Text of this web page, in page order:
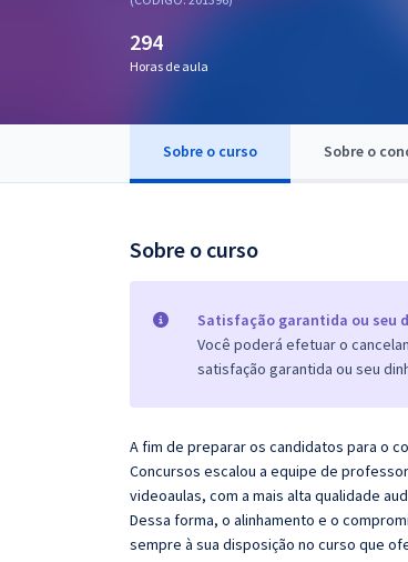
OAB
294
Horas de aula
Sobre o curso Sobre o
Sobre o curso
Satisfação garantida ou seu
Você poderá efetuar o
satisfação garantida ou seu
A fim de preparar os candidatos para o
Concursos escalou a equipe de
videoaulas, com a mais alta qualidade
Dessa forma, o alinhamento e o
sempre à sua disposição no curso que